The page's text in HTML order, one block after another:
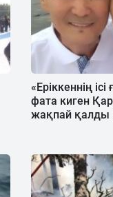
«Еріккеннің
фата киген
жақпай